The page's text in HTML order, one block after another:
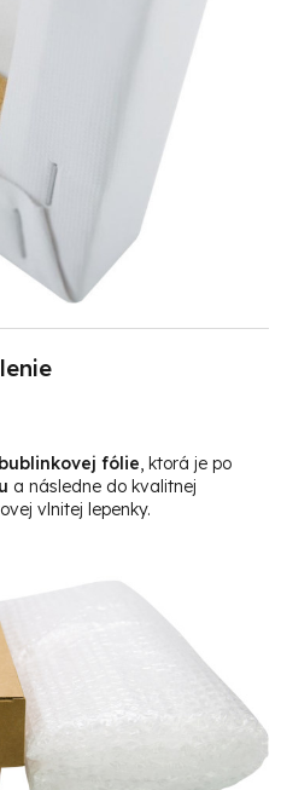
bublinkovej fólie , ktorá je po
a následne do kvalitnej
vlnitej lepenky.